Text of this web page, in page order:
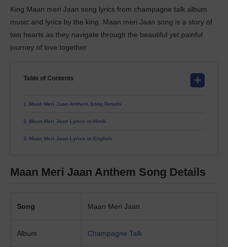
King Maan meri Jaan song lyrics from champagne talk album
music and lyrics by the king. Maan meri Jaan song is a story of
two hearts as they navigate through the beautiful yet painful
journey of love together
Table of Contents
Maan Meri Jaan Anthem Song Details
Maan Meri Jaan Lyrics in Hindi
Maan Meri Jaan Lyrics in English
Maan Meri Jaan Anthem Song Details
Song Maan Meri Jaan
Album Champagne Talk